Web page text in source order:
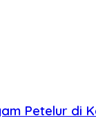
Petelur di